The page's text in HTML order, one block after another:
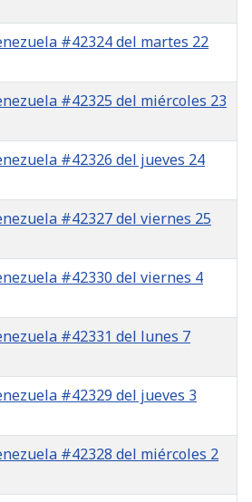
#42324 del martes 22
#42325 del miércoles 23
#42326 del jueves 24
#42327 del viernes 25
#42330 del viernes 4
#42331 del lunes 7
#42329 del jueves 3
#42328 del miércoles 2